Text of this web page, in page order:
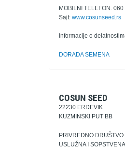
MOBILNI TELEFON:
Sajt: www.cosunseed.rs
Informacije o
DORADA SEMENA
COSUN SEED
22230 ERDEVIK
KUZMINSKI PUT BB
PRIVREDNO
USLUŽNA I